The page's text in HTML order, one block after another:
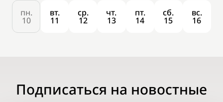
пн.
10
вт.
11
ср.
12
чт.
13
пт.
14
сб.
15
вс.
16
Подписаться на новостные